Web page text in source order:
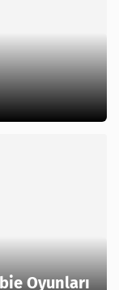
Oyunları